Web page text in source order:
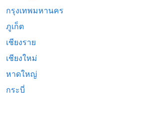
กรุงเทพมหานคร
ภูเก็ต
เชียงราย
เชียงใหม่
หาดใหญ่
กระบี่